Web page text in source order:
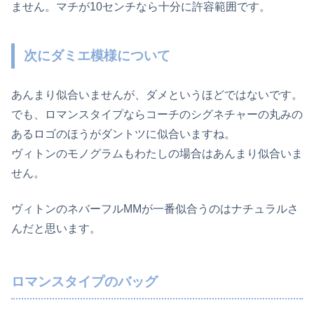
ません。マチが10センチなら十分に許容範囲です。
次にダミエ模様について
あんまり似合いませんが、ダメというほどではないです。
でも、ロマンスタイプならコーチのシグネチャーの丸みの
あるロゴのほうがダントツに似合いますね。
ヴィトンのモノグラムもわたしの場合はあんまり似合いま
せん。
ヴィトンのネバーフルMMが一番似合うのはナチュラルさ
んだと思います。
ロマンスタイプのバッグ